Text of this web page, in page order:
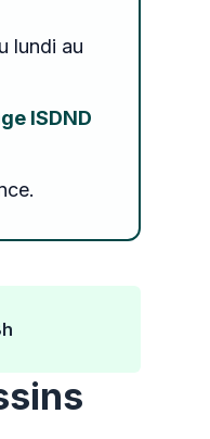
lundi au
ISDND